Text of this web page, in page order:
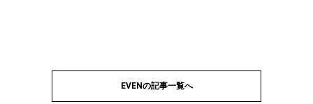
EVENの記事一覧へ